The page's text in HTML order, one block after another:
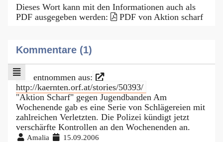
Dieses Wort kann mit den Informationen auch als
PDF ausgegeben werden:
PDF von Aktion scharf
Kommentare (1)
entnommen aus:
http://kaernten.orf.at/stories/50393/
"Aktion Scharf" gegen Jugendbanden Am
Wochenende gab es eine Serie von Schlägereien mit
zahlreichen Verletzten. Die Polizei kündigt jetzt
verschärfte Kontrollen an den Wochenenden an.
Amalia 15.09.2006